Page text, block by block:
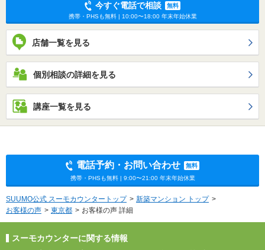
今すぐ電話で相談
無料
携帯・PHSも無料 | 10:00〜18:00 年末年始休業
店舗一覧を見る
個別相談の詳細を見る
講座一覧を見る
電話予約・お問い合わせ
無料
携帯・PHSも無料 | 9:00〜21:00 年末年始休業
SUUMO公式 スーモカウンタートップ
新築マンション トップ
お客様の声
東京都 お客様の声 詳細
スーモカウンターに関する情報